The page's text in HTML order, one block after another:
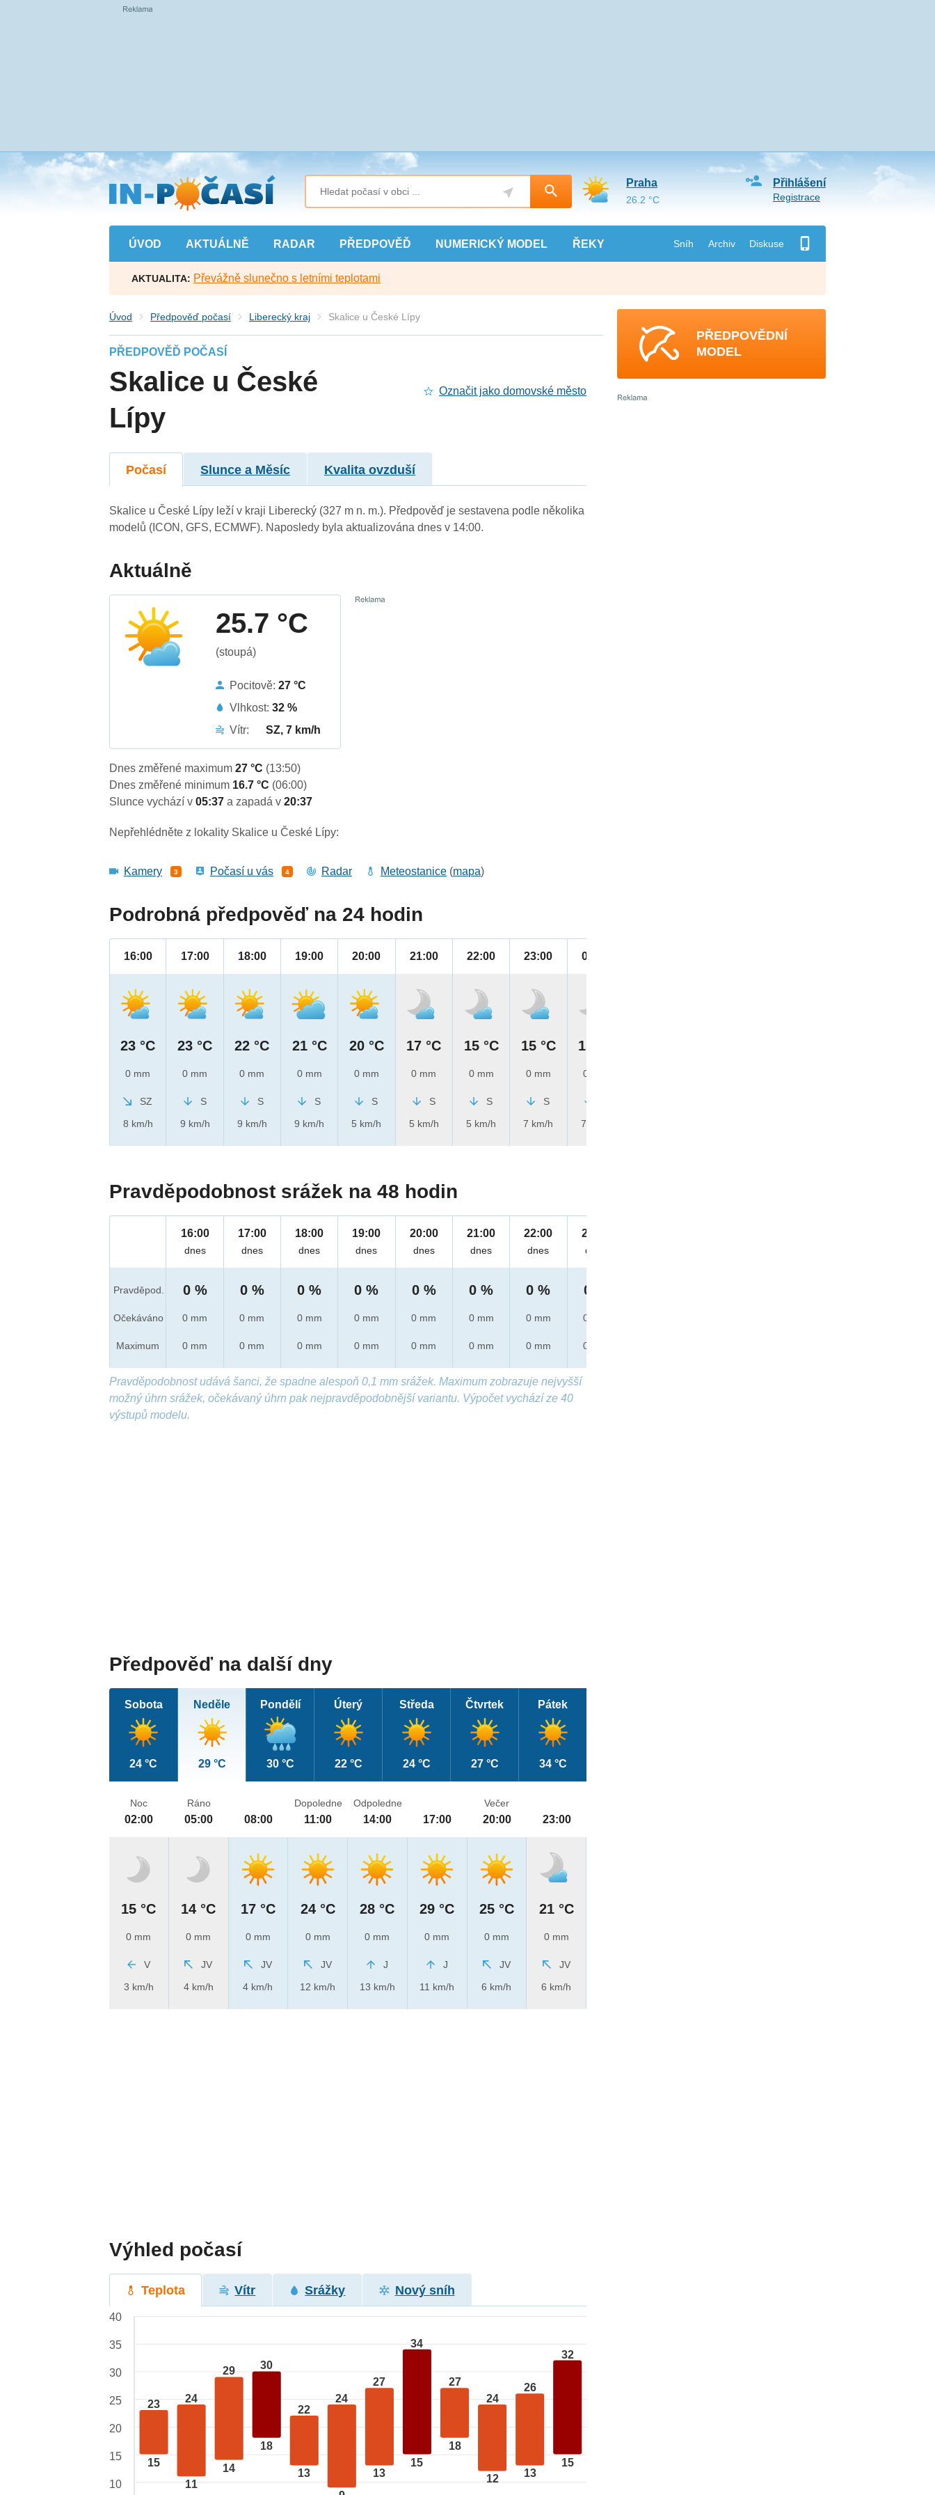
Přejít
na
hlavní
obsah
ÚVOD AKTUÁLNĚ RADAR PŘEDPOVĚĎ NUMERICKÝ MODEL ŘEKY Sníh Archiv Diskuse
Přihlášení
Registrace
Praha
26.2 °C
AKTUALITA: Převážně slunečno s letními teplotami
Úvod Předpověď počasí Liberecký kraj Skalice u České Lípy
PŘEDPOVĚĎ POČASÍ
Skalice u České
Lípy
Označit jako domovské město
Počasí Slunce a Měsíc Kvalita ovzduší
Skalice u České Lípy leží v kraji Liberecký (327 m n. m.). Předpověď je sestavena podle několika
modelů (ICON, GFS, ECMWF). Naposledy byla aktualizována dnes v 14:00.
Aktuálně
25.7 °C
(stoupá)
Pocitově:27 °C
Vlhkost:32 %
Vítr:
SZ, 7 km/h
Dnes změřené maximum27 °C (13:50)
Dnes změřené minimum 16.7 °C (06:00)
Slunce vychází v05:37a zapadá v20:37
Nepřehlédněte z lokality Skalice u České Lípy:
Kamery 3 Počasí u vás 4 Radar Meteostanice (mapa)
Podrobná předpověď na 24 hodin
16:00
23 °C
0 mm
SZ
8 km/h
17:00
23 °C
0 mm
S
9 km/h
18:00
22 °C
0 mm
S
9 km/h
19:00
21 °C
0 mm
S
9 km/h
20:00
20 °C
0 mm
S
5 km/h
21:00
17 °C
0 mm
S
5 km/h
22:00
15 °C
0 mm
S
5 km/h
23:00
15 °C
0 mm
S
7 km/h
00:00
15 °C
0 mm
7 km/h
Pravděpodobnost srážek na 48 hodin
Pravděpod.
Očekáváno
Maximum
16:00
dnes
0 %
0 mm
0 mm
17:00
dnes
0 %
0 mm
0 mm
18:00
dnes
0 %
0 mm
0 mm
19:00
dnes
0 %
0 mm
0 mm
20:00
dnes
0 %
0 mm
0 mm
21:00
dnes
0 %
0 mm
0 mm
22:00
dnes
0 %
0 mm
0 mm
23:00
dnes
0 %
0 mm
0 mm
Pravděpodobnost udává šanci, že spadne alespoň 0,1 mm srážek. Maximum zobrazuje nejvyšší
možný úhrn srážek, očekávaný úhrn pak nejpravděpodobnější variantu. Výpočet vychází ze 40
výstupů modelu.
Předpověď na další dny
Sobota
24 °C
Neděle
29 °C
Pondělí
30 °C
Úterý
22 °C
Středa
24 °C
Čtvrtek
27 °C
Pátek
34 °C
Noc
02:00
15 °C
0 mm
V
3 km/h
Ráno
05:00
14 °C
0 mm
JV
4 km/h
08:00
17 °C
0 mm
JV
4 km/h
Dopoledne
11:00
24 °C
0 mm
JV
12 km/h
Odpoledne
14:00
28 °C
0 mm
J
13 km/h
17:00
29 °C
0 mm
J
11 km/h
Večer
20:00
25 °C
0 mm
JV
6 km/h
23:00
21 °C
0 mm
JV
6 km/h
Výhled počasí
Teplota Vítr Srážky Nový sníh
23
15
24
11
29
14
30
18
22
13
24
27
13
34
15
27
18
24
12
26
13
32
15
40
35
30
25
20
15
10
PŘEDPOVĚDNÍ
MODEL